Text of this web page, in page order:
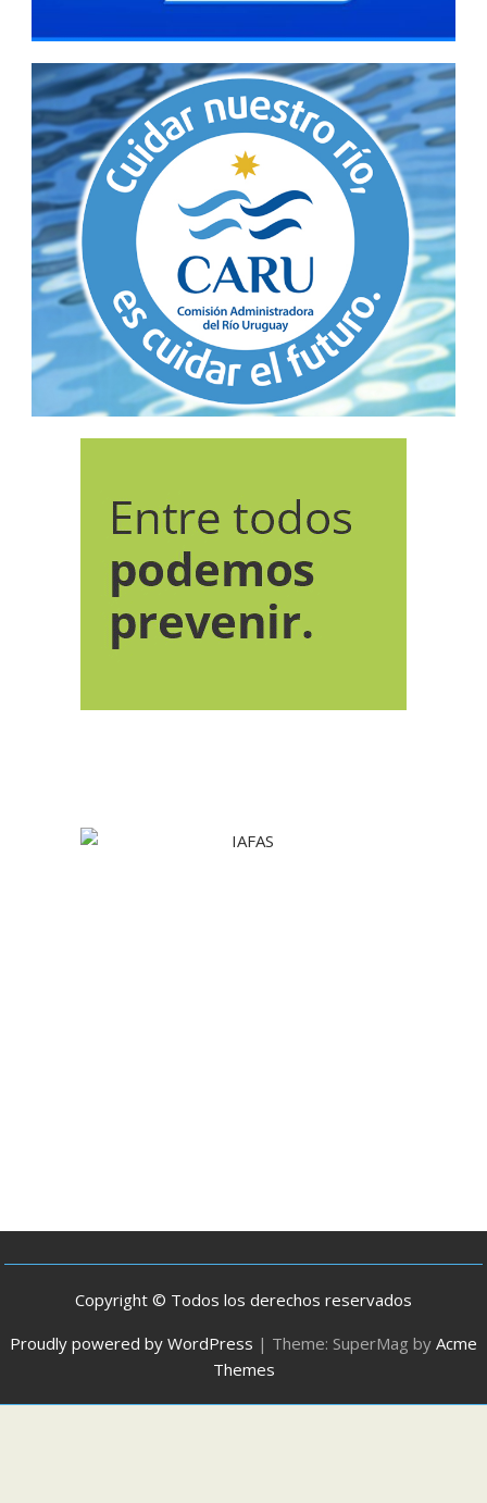
Copyright © Todos los derechos reservados
Proudly powered by WordPress | Theme: SuperMag by Acme
Themes